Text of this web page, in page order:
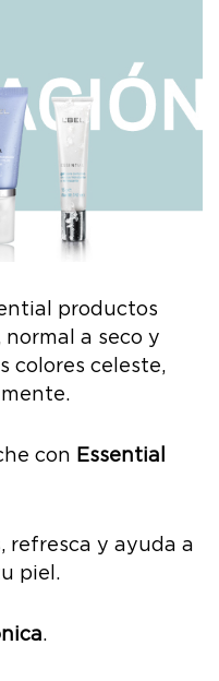
productos
a seco y
colores celeste,
con Essential
refresca y ayuda a
piel.
.